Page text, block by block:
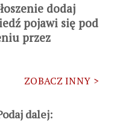
dodaj
pojawi się pod
przez
ZOBACZ INNY >
dalej: